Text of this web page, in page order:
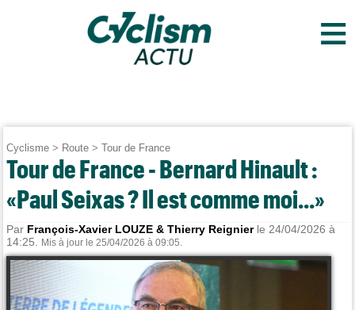
≡
Cyclisme > Route >Tour de France
Tour de France - Bernard Hinault :
«Paul Seixas ? Il est comme moi...»
Par François-Xavier LOUZE & Thierry Reignierle 24/04/2026 à
14:25.
Mis à jour le 25/04/2026 à 09:05.